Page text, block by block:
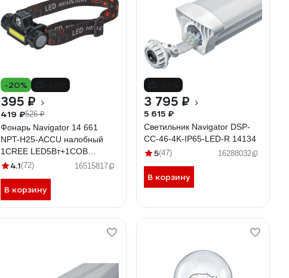
-20%
395 ₽
419 ₽526 ₽
Фонарь Navigator 14 661
NPT-H25-ACCU налобный
1CREE LED5Вт+1COB
LED3Вт, Li-ion 1,2Ач 14661
4.1(72) 16515817
В корзину
3 795 ₽
5 615 ₽
Светильник Navigator DSP-
CC-46-4K-IP65-LED-R 14134
5(47) 16288032
В корзину